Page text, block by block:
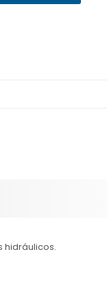
hidráulicos.